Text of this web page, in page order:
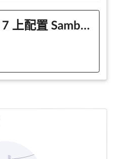
如何在 CentOS 7 上配置 Samba 文件共享？